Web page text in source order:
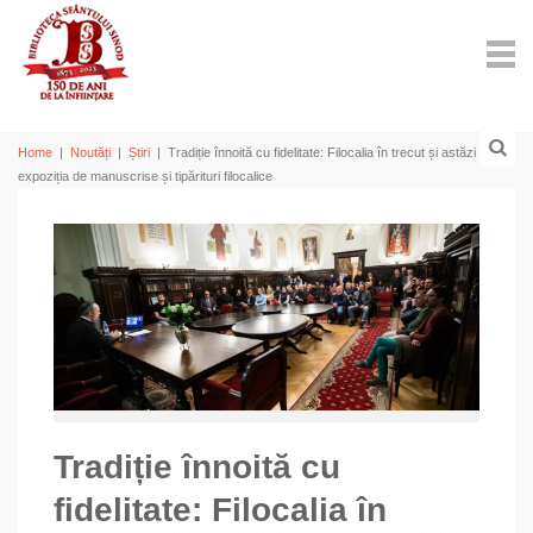
Home | Noutăți | Știri | Tradiție înnoită cu fidelitate: Filocalia în trecut și astăzi –
expoziția de manuscrise și tipărituri filocalice
Tradiție înnoită cu
fidelitate: Filocalia în